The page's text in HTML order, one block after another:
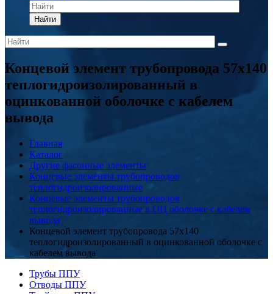
Найти
Концевой элемент трубопровода 57x140
теплогидроизолированный в
оцинкованной оболочке с кабелем
вывода
Главная
Каталог
Другие фасонные элементы
Концевые элементы трубопроводов
теплогидроизолированные
Концевые элементы трубопроводов
теплогидроизолированные в ОЦ оболочке с кабелем
вывода
Концевой элемент трубопровода 57x140
теплогидроизолированный в оцинкованной оболочке с
кабелем вывода
Трубы ППУ
Отводы ППУ